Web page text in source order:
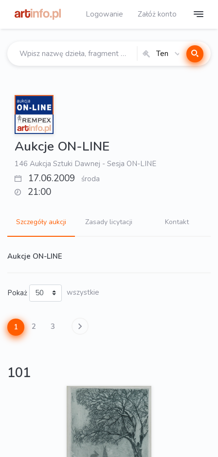
Logowanie Załóż konto
Ten
Aukcje ON-LINE
146 Aukcja Sztuki Dawnej - Sesja ON-LINE
17.06.2009 środa
21:00
Szczegóły aukcji Zasady licytacji Kontakt
Aukcje ON-LINE
Pokaż wszystkie
1 2 3
101